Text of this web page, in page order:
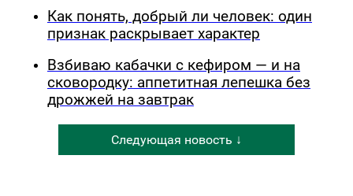
Как понять, добрый ли человек: один
признак раскрывает характер
Взбиваю кабачки с кефиром — и на
сковородку: аппетитная лепешка без
дрожжей на завтрак
Следующая новость ↓